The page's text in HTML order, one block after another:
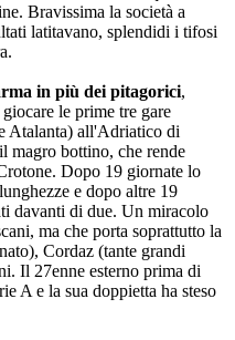
Bravissima la società a
latitavano, splendidi i tifosi
in più dei pitagorici,
le prime tre gare
Atalanta) all'Adriatico di
magro bottino, che rende
Dopo 19 giornate lo
e dopo altre 19
davanti di due. Un miracolo
ma che porta soprattutto la
Cordaz (tante grandi
Il 27enne esterno prima di
A e la sua doppietta ha steso